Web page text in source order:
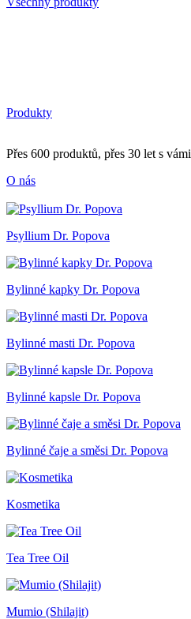
Produkty
Přes 600 produktů, přes 30 let s vámi
O nás
Psyllium Dr. Popova
Bylinné kapky Dr. Popova
Bylinné masti Dr. Popova
Bylinné kapsle Dr. Popova
Bylinné čaje a směsi Dr. Popova
Kosmetika
Tea Tree Oil
Mumio (Shilajit)